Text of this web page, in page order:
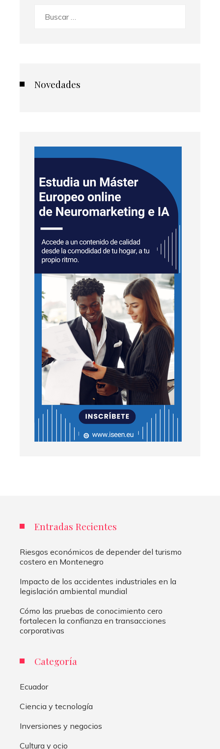
Novedades
Entradas Recientes
Riesgos económicos de depender del turismo
costero en Montenegro
Impacto de los accidentes industriales en la
legislación ambiental mundial
Cómo las pruebas de conocimiento cero
fortalecen la confianza en transacciones
corporativas
Categoría
Ecuador
Ciencia y tecnología
Inversiones y negocios
Cultura y ocio